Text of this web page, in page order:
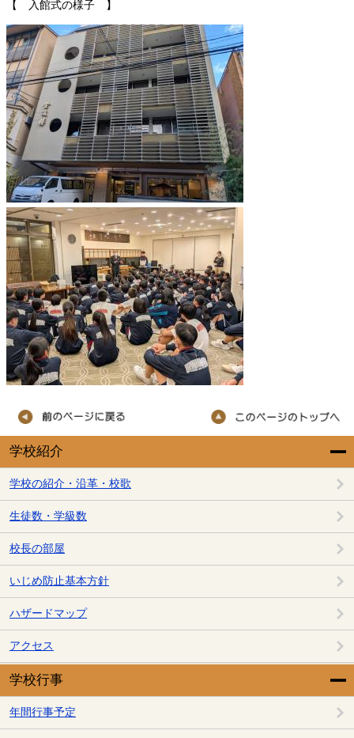
学校紹介
学校の紹介・沿革・校歌
生徒数・学級数
校長の部屋
いじめ防止基本方針
ハザードマップ
アクセス
学校行事
年間行事予定
【 入館式の様子 】